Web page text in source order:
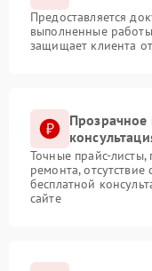
Предоставляется
выполненные
защищает клиента
Прозрачное
Точные прайс-листы,
ремонта,
бесплатной
сайте